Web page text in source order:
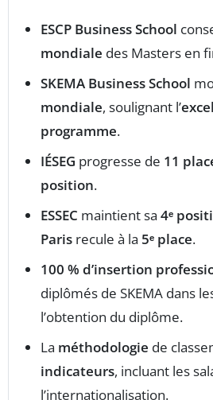
ESCP Business School
mondiale des Masters en
SKEMA Business School
mondiale, soulignant l’
programme.
IÉSEG progresse de 11
position.
ESSEC maintient sa 4ᵉ
Paris recule à la 5ᵉ place.
100 % d’insertion
diplômés de SKEMA dans
l’obtention du diplôme.
La méthodologie de
indicateurs, incluant les
l’internationalisation.